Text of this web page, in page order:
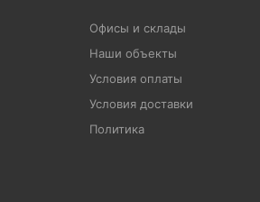
Офисы и склады
Наши объекты
Условия оплаты
Условия доставки
Политика